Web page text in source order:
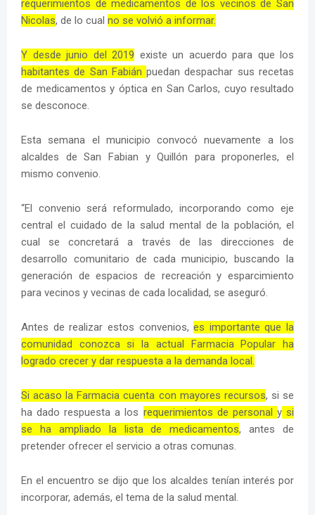
requerimientos de medicamentos de los vecinos de San
Nicolas, de lo cual no se volvió a informar.
Y desde junio del 2019 existe un acuerdo para que los
habitantes de San Fabiánpuedan despachar sus recetas
de medicamentos y óptica en San Carlos, cuyo resultado
se desconoce.
Esta semana el municipio convocó nuevamente a los
alcaldes de San Fabian y Quillón para proponerles, el
mismo convenio.
“El convenio será reformulado, incorporando como eje
central el cuidado de la salud mental de la población, el
cual se concretará a través de las direcciones de
desarrollo comunitario de cada municipio, buscando la
generación de espacios de recreación y esparcimiento
para vecinos y vecinas de cada localidad, se aseguró.
Antes de realizar estos convenios,es importante que la
comunidad conozca si la actual Farmacia Popular ha
logrado crecer y dar respuesta a la demanda local.
Si acaso la Farmacia cuenta con mayores recursos, si se
ha dado respuesta a los requerimientos de personal ysi
se ha ampliado la lista de medicamentos, antes de
pretender ofrecer el servicio a otras comunas.
En el encuentro se dijo que los alcaldes tenían interés por
incorporar, además, el tema de la salud mental.